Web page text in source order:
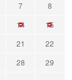
7
8
14
15
21
22
28
29